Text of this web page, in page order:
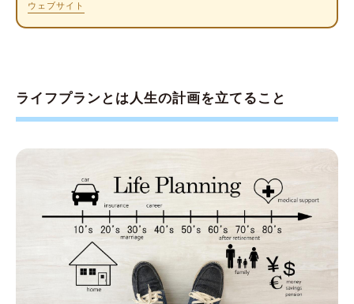
ライフプラン表を作るメリット
メリット②「今」何をするべきか判断し、漠
然としたお金の不安を軽減できる
ウェブサイト
ライフプランとは人生の計画を立てること